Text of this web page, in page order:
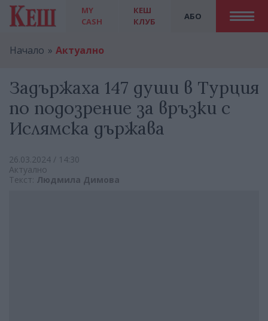
MY
CASH
АБО
КЕШ
КЛУБ
Начало Актуално
Задържаха 147 души в Турция
по подозрение за връзки с
Ислямска държава
26.03.2024 / 14:30
Актуално
Текст: Людмила Димова